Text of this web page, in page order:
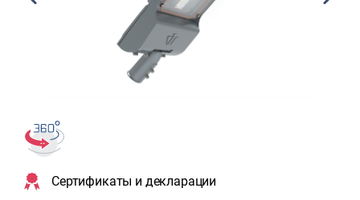
Сертификаты и декларации